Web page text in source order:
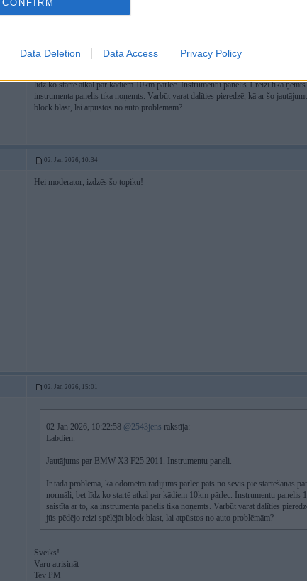
CONFIRM
Data Deletion Data Access Privacy Policy
02. Jan 2026, 10:22
Labdien.
Jautājums par BMW X3 F25 2011. Instrumentu paneli.
Ir tāda problēma, ka odometra rādījums pārlec pats no sevis pie startēšanas par
līdz ko startē atkal par kādiem 10km pārlec. Instrumentu panelis 1.reizi tika
instrumenta panelis tika noņemts. Varbūt varat dalīties pieredzē, kā ar šo
block blast, lai atpūstos no auto problēmām?
02. Jan 2026, 10:34
Hei moderator, izdzēs šo topiku!
02. Jan 2026, 15:01
02 Jan 2026, 10:22:58 @2543jens rakstīja:
Labdien.
Jautājums par BMW X3 F25 2011. Instrumentu paneli.
Ir tāda problēma, ka odometra rādījums pārlec pats no sevis pie startēšanas
normāli, bet līdz ko startē atkal par kādiem 10km pārlec. Instrumentu panelis
saistīta ar to, ka instrumenta panelis tika noņemts. Varbūt varat dalīties
jūs pēdējo reizi spēlējāt block blast, lai atpūstos no auto problēmām?
Sveiks!
Varu atrisināt
Tev PM